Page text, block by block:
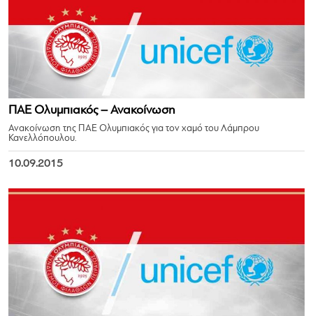
ΠΑΕ Ολυμπιακός – Ανακοίνωση
Ανακοίνωση της ΠΑΕ Ολυμπιακός για τον χαμό του Λάμπρου
Κανελλόπουλου.
10.09.2015